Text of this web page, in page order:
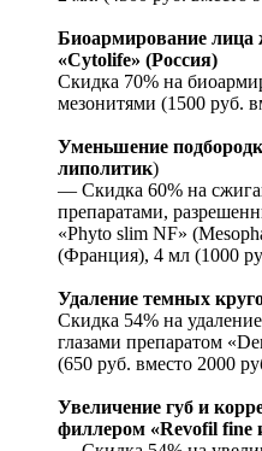
Биоармирование
«Cytolife» (Россия)
Скидка 70% на
мезонитями (1500 руб.
Уменьшение
липолитик)
— Скидка 60% на
препаратами,
«Phyto slim NF»
(Франция), 4 мл (1000
Удаление темных
Скидка 54% на
глазами препаратом
(650 руб. вместо 2000
Увеличение губ и
филлером «Rеvоfil